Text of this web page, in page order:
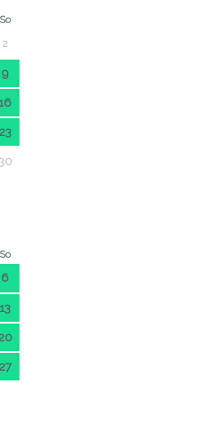
So
2
9
16
23
30
So
6
13
27